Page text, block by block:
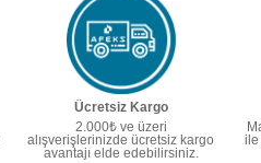
Ücretsiz Kargo
2.000₺ ve üzeri
alışverişlerinizde ücretsiz kargo
avantajı elde edebilirsiniz.
ile